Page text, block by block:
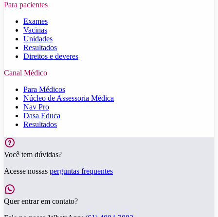
Para pacientes
Exames
Vacinas
Unidades
Resultados
Direitos e deveres
Canal Médico
Para Médicos
Núcleo de Assessoria Médica
Nav Pro
Dasa Educa
Resultados
Você tem dúvidas?
Acesse nossas perguntas frequentes
Quer entrar em contato?